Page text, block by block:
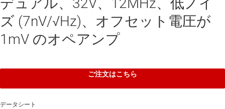
デュアル、32V、12MHz、低ノイ
ズ (7nV/√Hz)、オフセット電圧が
1mV のオペアンプ
ご注文はこちら
データシート